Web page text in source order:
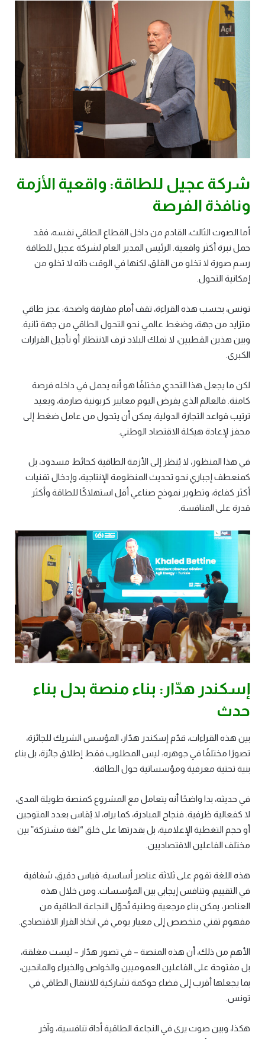
شركة عجيل للطاقة: واقعية الأزمة
ونافذة الفرصة
أما الصوت الثالث، القادم من داخل القطاع الطاقي نفسه، فقد
حمل نبرة أكثر واقعية. الرئيس المدير العام لشركة عجيل للطاقة
رسم صورة لا تخلو من القلق، لكنها في الوقت ذاته لا تخلو من
إمكانية التحول.
تونس، بحسب هذه القراءة، تقف أمام مفارقة واضحة: عجز طاقي
متزايد من جهة، وضغط عالمي نحو التحول الطاقي من جهة ثانية.
وبين هذين القطبين، لا تملك البلاد ترف الانتظار أو تأجيل القرارات
الكبرى.
لكن ما يجعل هذا التحدي مختلفًا هو أنه يحمل في داخله فرصة
كامنة. فالعالم الذي يفرض اليوم معايير كربونية صارمة، ويعيد
ترتيب قواعد التجارة الدولية، يمكن أن يتحول من عامل ضغط إلى
محفز لإعادة هيكلة الاقتصاد الوطني.
في هذا المنظور، لا يُنظر إلى الأزمة الطاقية كحائط مسدود، بل
كمنعطف إجباري نحو تحديث المنظومة الإنتاجية، وإدخال تقنيات
أكثر كفاءة، وتطوير نموذج صناعي أقل استهلاكًا للطاقة وأكثر
قدرة على المنافسة.
إسكندر هدّار: بناء منصة بدل بناء
حدث
بين هذه القراءات، قدّم إسكندر هدّار، المؤسس الشريك للجائزة،
تصورًا مختلفًا في جوهره: ليس المطلوب فقط إطلاق جائزة، بل بناء
بنية تحتية معرفية ومؤسساتية حول الطاقة.
في حديثه، بدا واضحًا أنه يتعامل مع المشروع كمنصة طويلة المدى،
لا كفعالية ظرفية. فنجاح المبادرة، كما يراه، لا يُقاس بعدد المتوجين
أو حجم التغطية الإعلامية، بل بقدرتها على خلق “لغة مشتركة” بين
مختلف الفاعلين الاقتصاديين.
هذه اللغة تقوم على ثلاثة عناصر أساسية: قياس دقيق، شفافية
في التقييم، وتنافس إيجابي بين المؤسسات. ومن خلال هذه
العناصر، يمكن بناء مرجعية وطنية تُحوّل النجاعة الطاقية من
مفهوم تقني متخصص إلى معيار يومي في اتخاذ القرار الاقتصادي.
الأهم من ذلك، أن هذه المنصة – في تصور هدّار – ليست مغلقة،
بل مفتوحة على الفاعلين العموميين والخواص والخبراء والمانحين،
بما يجعلها أقرب إلى فضاء حوكمة تشاركية للانتقال الطاقي في
تونس.
هكذا، وبين صوت يرى في النجاعة الطاقية أداة تنافسية، وآخر